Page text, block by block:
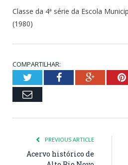
Classe da 4ª série da Escola
(1980)
COMPARTILHAR:
TwitterFacebookGoogle+
Email
PREVIOUS ARTICLE
Acervo histórico de